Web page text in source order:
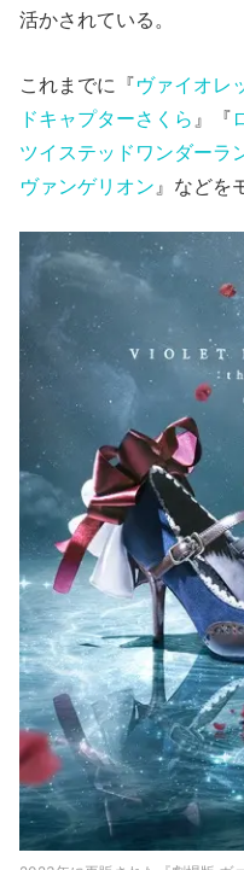
活かされている。
これまでに『ヴァイオレ
ドキャプターさくら 』『
ツイステッドワンダーラ
ヴァンゲリオン 』などを